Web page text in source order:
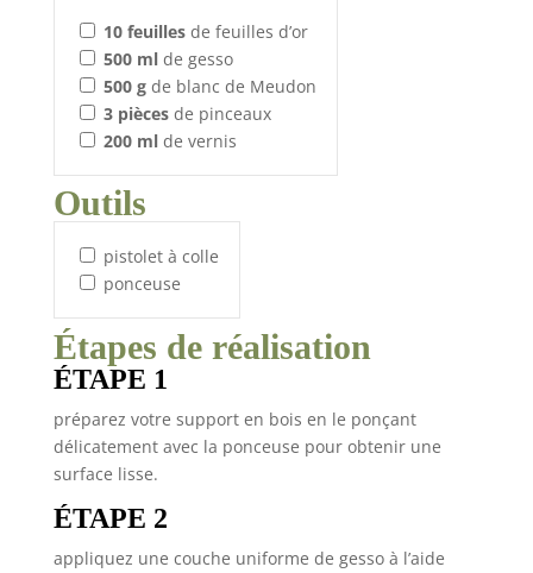
10 feuillesde feuilles d’or
500 mlde gesso
500 gde blanc de Meudon
3 piècesde pinceaux
200 mlde vernis
Outils
pistolet à colle
ponceuse
Étapes de réalisation
ÉTAPE 1
préparez votre support en bois en le ponçant
délicatement avec la ponceuse pour obtenir une
surface lisse.
ÉTAPE 2
appliquez une couche uniforme de gesso à l’aide